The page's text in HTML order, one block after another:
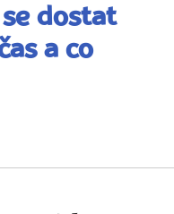
dostat
a co